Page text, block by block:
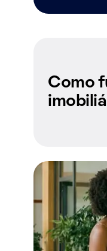
Como